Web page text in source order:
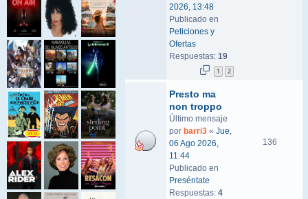
2026, 13:48
Publicado en
Peticiones y
Ofertas
Respuestas: 19
1 2
Presto ma
non troppo
Último mensaje
por barri3 « Jue,
06 Ago 2026,
11:44
Publicado en
Preséntate
Respuestas: 4
136